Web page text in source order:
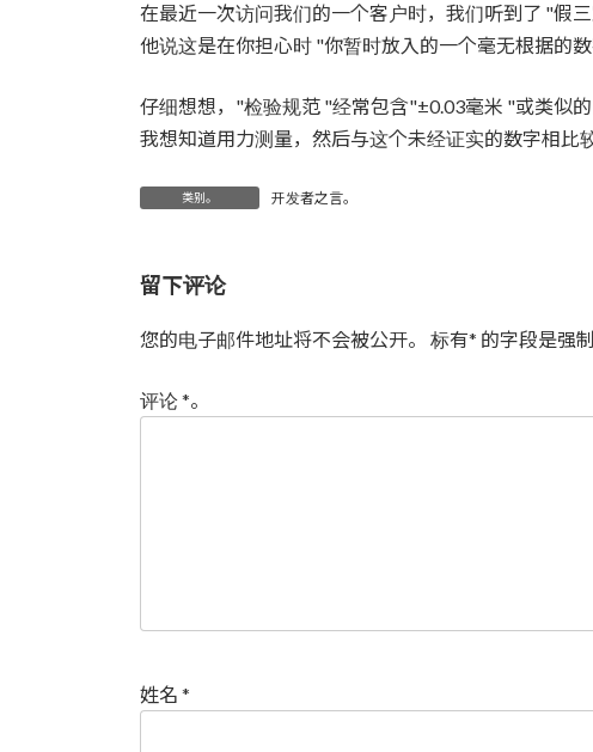
新
时
间：
在最近一次访问我们的一个客户时，我们听到了 "假三
他说这是在你担心时 "你暂时放入的一个毫无根据的数
仔细想想，"检验规范 "经常包含"±0.03毫米 "或类似的
我想知道用力测量，然后与这个未经证实的数字相比
类别。 开发者之言。
留下评论
您的电子邮件地址将不会被公开。 标有* 的字段是强制
评论*。
姓名 *